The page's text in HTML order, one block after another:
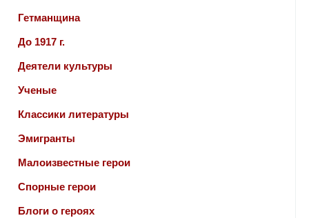
Гетманщина
До 1917 г.
Деятели культуры
Ученые
Классики литературы
Эмигранты
Малоизвестные герои
Спорные герои
Блоги о героях